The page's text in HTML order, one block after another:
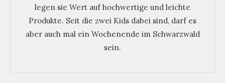
legen sie Wert auf hochwertige und leichte
Produkte. Seit die zwei Kids dabei sind, darf es
aber auch mal ein Wochenende im Schwarzwald
sein.